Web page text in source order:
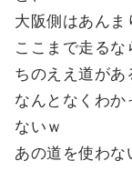
大阪側はあんま
ここまで走る
ちのええ道があ
なんとなくわか
ないｗ
あの道を使わな